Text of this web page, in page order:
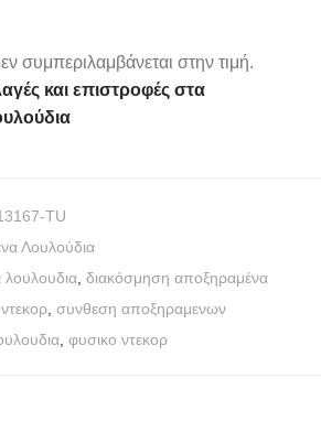
συμπεριλαμβάνεται στην τιμή.
και επιστροφές στα
TU
Λουλούδια
, διακόσμηση αποξηραμένα
, συνθεση αποξηραμενων
, φυσικο ντεκορ